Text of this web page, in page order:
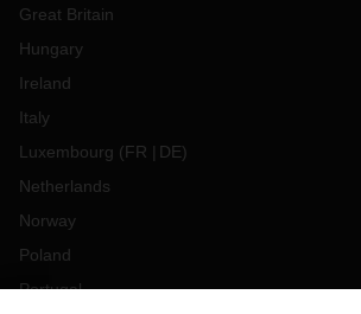
Great Britain
Hungary
Ireland
Italy
Luxembourg (FR DE)
Netherlands
Norway
Poland
Portugal